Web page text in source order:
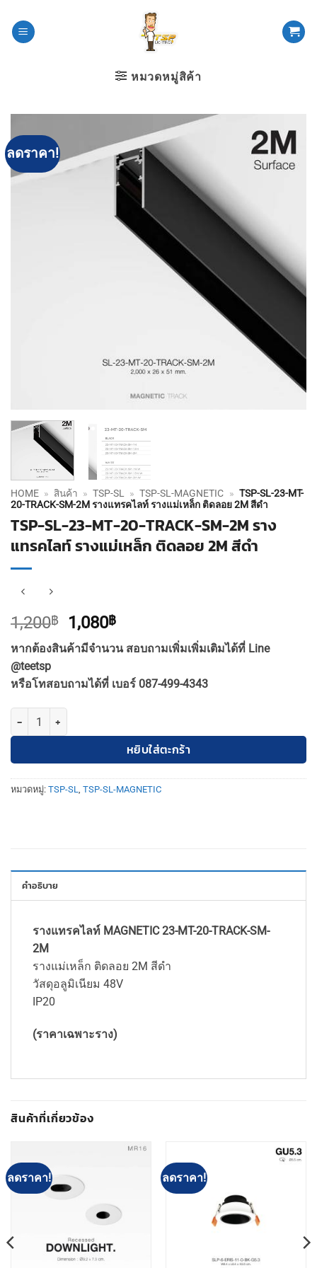
หมวดหมู่สิค้า
ลดราคา!
HOME » สินค้า » TSP-SL » TSP-SL-MAGNETIC » TSP-SL-23-MT-
20-TRACK-SM-2M รางแทรคไลท์ รางแม่เหล็ก ติดลอย 2M สีดำ
TSP-SL-23-MT-20-TRACK-SM-2M ราง
แทรคไลท์ รางแม่เหล็ก ติดลอย 2M สีดำ
1,200฿
Original
price
was:
1,200฿.
1,080฿Current
is:
1,080฿.
หากต้องสินค้ามีจำนวน สอบถามเพิ่มเพิ่มเติมได้ที่ Line
@teetsp
หรือโทสอบถามได้ที่ เบอร์ 087-499-4343
จำนวน TSP-SL-23-MT-20-TRACK-SM-2M รางแทรคไลท์ รางแม่เหล็ก
หยิบใส่ตะกร้า
หมวดหมู่: TSP-SL, TSP-SL-MAGNETIC
คำอธิบาย
รางแทรคไลท์ MAGNETIC 23-MT-20-TRACK-SM-
2M
รางแม่เหล็ก ติดลอย 2M สีดำ
วัสดุอลูมิเนียม 48V
IP20
(ราคาเฉพาะราง)
สินค้าที่เกี่ยวข้อง
ลดราคา! ลดราคา!